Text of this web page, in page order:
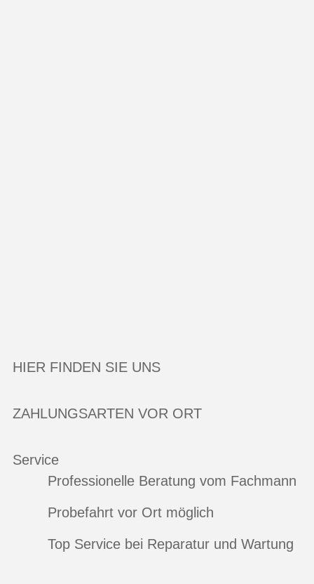
HIER FINDEN SIE UNS
ZAHLUNGSARTEN VOR ORT
Service
Professionelle Beratung vom Fachmann
Probefahrt vor Ort möglich
Top Service bei Reparatur und Wartung